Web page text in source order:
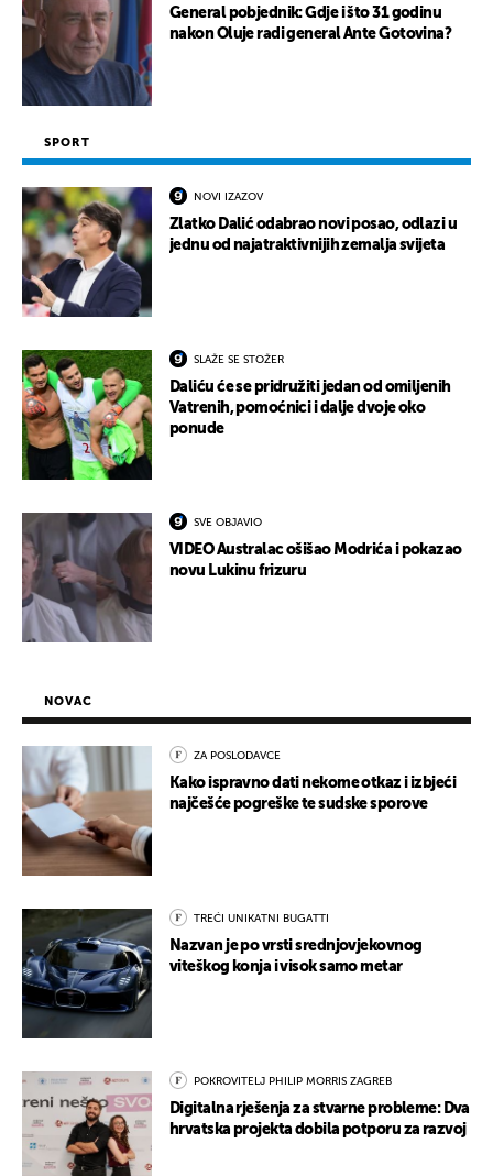
General pobjednik: Gdje i što 31 godinu
nakon Oluje radi general Ante Gotovina?
SPORT
NOVI IZAZOV
Zlatko Dalić odabrao novi posao, odlazi u
jednu od najatraktivnijih zemalja svijeta
SLAŽE SE STOŽER
Daliću će se pridružiti jedan od omiljenih
Vatrenih, pomoćnici i dalje dvoje oko
ponude
SVE OBJAVIO
VIDEO Australac ošišao Modrića i pokazao
novu Lukinu frizuru
NOVAC
ZA POSLODAVCE
Kako ispravno dati nekome otkaz i izbjeći
najčešće pogreške te sudske sporove
TREĆI UNIKATNI BUGATTI
Nazvan je po vrsti srednjovjekovnog
viteškog konja i visok samo metar
POKROVITELJ PHILIP MORRIS ZAGREB
Digitalna rješenja za stvarne probleme: Dva
hrvatska projekta dobila potporu za razvoj